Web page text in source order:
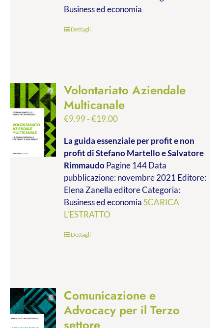
Business ed economia
Dettagli
Volontariato Aziendale
Multicanale
€9.99-€19.00Fascia
prezzo:
da
€9.99
a
€19.00
La guida essenziale per profit e non
profitdi Stefano Martello e Salvatore
RimmaudoPagine 144 Data
pubblicazione: novembre 2021 Editore:
Elena Zanella editore Categoria:
Business ed economiaSCARICA
L'ESTRATTO
Dettagli
Comunicazione e
Advocacy per il Terzo